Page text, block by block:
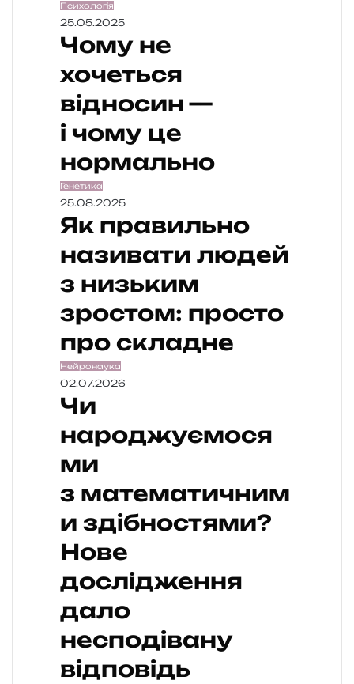
Психологія
25.05.2025
Чому не
хочеться
відносин —
і чому це
нормально
Генетика
25.08.2025
Як правильно
називати людей
з низьким
зростом: просто
про складне
Нейронаука
02.07.2026
Чи
народжуємося
ми
з математичним
и здібностями?
Нове
дослідження
дало
несподівану
відповідь